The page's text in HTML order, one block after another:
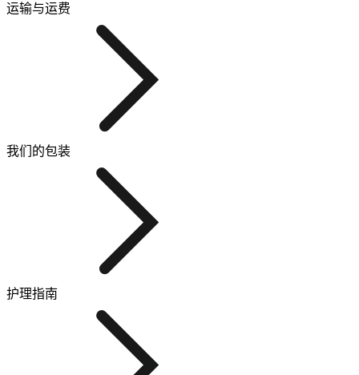
运输与运费
我们的包装
护理指南